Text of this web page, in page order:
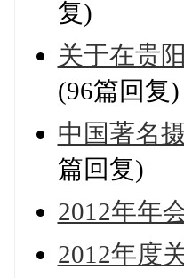
复)
关于在贵
(96篇回复)
中国著名
篇回复)
2012年年
2012年度